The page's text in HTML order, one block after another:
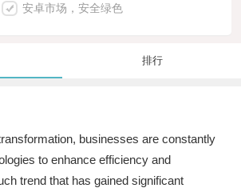
安卓市场，安全绿色
排行
businesses are constantly
to enhance efficiency and
trend that has gained significant